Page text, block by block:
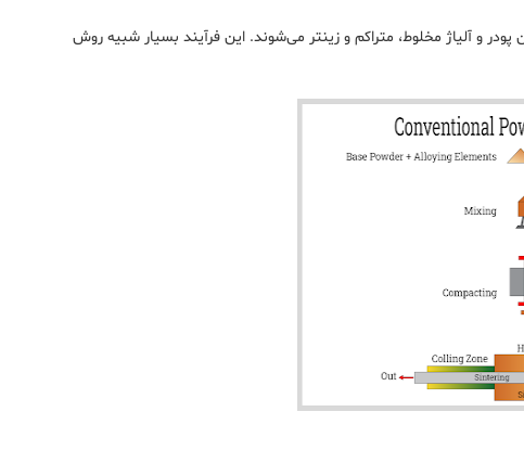
پودر و آلیاژ مخلوط، متراکم و زینتر می‌شوند. این فرآیند بسیار شبیه روش